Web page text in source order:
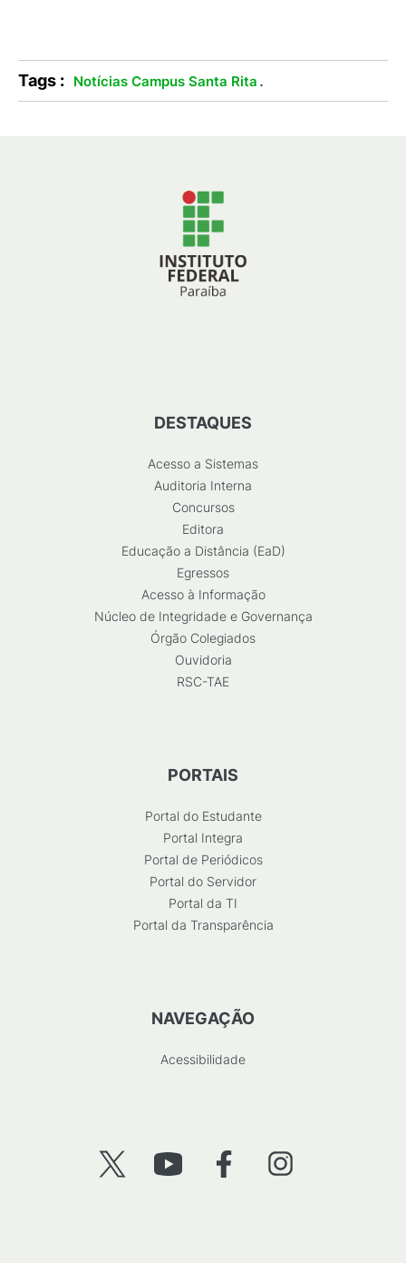
Tags : Notícias Campus Santa Rita .
DESTAQUES
Acesso a Sistemas
Auditoria Interna
Concursos
Editora
Educação a Distância (EaD)
Egressos
Acesso à Informação
Núcleo de Integridade e Governança
Órgão Colegiados
Ouvidoria
RSC-TAE
PORTAIS
Portal do Estudante
Portal Integra
Portal de Periódicos
Portal do Servidor
Portal da TI
Portal da Transparência
NAVEGAÇÃO
Acessibilidade